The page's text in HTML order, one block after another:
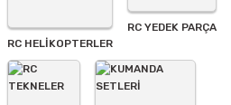
Gönder
RC HELİKOPTERLER
RC YEDEK PARÇA